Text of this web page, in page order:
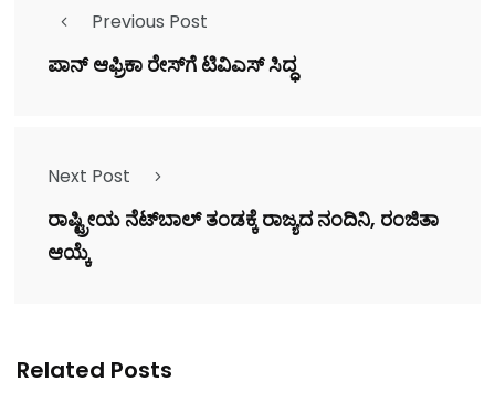
Previous Post
ಪಾನ್ ಆಫ್ರಿಕಾ ರೇಸ್‌ಗೆ ಟಿವಿಎಸ್ ಸಿದ್ಧ
Next Post
ರಾಷ್ಟ್ರೀಯ ನೆಟ್‌ಬಾಲ್ ತಂಡಕ್ಕೆ ರಾಜ್ಯದ ನಂದಿನಿ, ರಂಜಿತಾ
ಆಯ್ಕೆ
Related Posts